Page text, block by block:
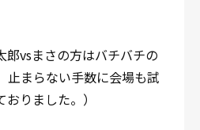
郎vsまさの方はバチバチの
止まらない手数に会場も試
りました。）